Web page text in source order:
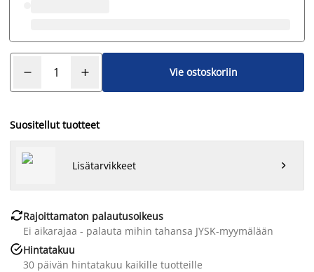
Vie ostoskoriin
Suositellut tuotteet
Lisätarvikkeet 
Rajoittamaton palautusoikeus
Ei aikarajaa - palauta mihin tahansa JYSK-myymälään
Hintatakuu
30 päivän hintatakuu kaikille tuotteille